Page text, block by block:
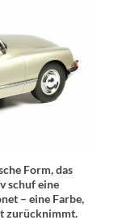
Form, das
schuf eine
– eine Farbe,
zurücknimmt.